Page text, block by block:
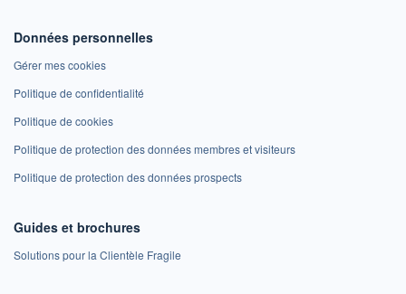
Données personnelles
Gérer mes cookies
Politique de confidentialité
Politique de cookies
Politique de protection des données membres et visiteurs
Politique de protection des données prospects
Guides et brochures
Solutions pour la Clientèle Fragile